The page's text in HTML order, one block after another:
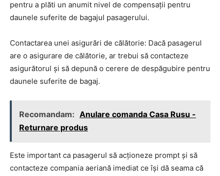
pentru a plăti un anumit nivel de compensații pentru
daunele suferite de bagajul pasagerului.
Contactarea unei asigurări de călătorie: Dacă pasagerul
are o asigurare de călătorie, ar trebui să contacteze
asigurătorul și să depună o cerere de despăgubire pentru
daunele suferite de bagaj.
Recomandam: Anulare comanda Casa Rusu -
Returnare produs
Este important ca pasagerul să acționeze prompt și să
contacteze compania aeriană imediat ce își dă seama că